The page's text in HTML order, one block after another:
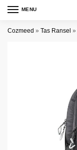
Skip
navigation
Skip
content
MENU
Cozmeed » Tas Ransel »